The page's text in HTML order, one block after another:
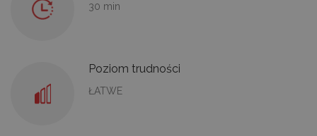
30 min
Poziom trudności
ŁATWE